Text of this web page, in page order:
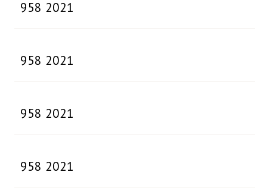
958 2021
958 2021
958 2021
958 2021